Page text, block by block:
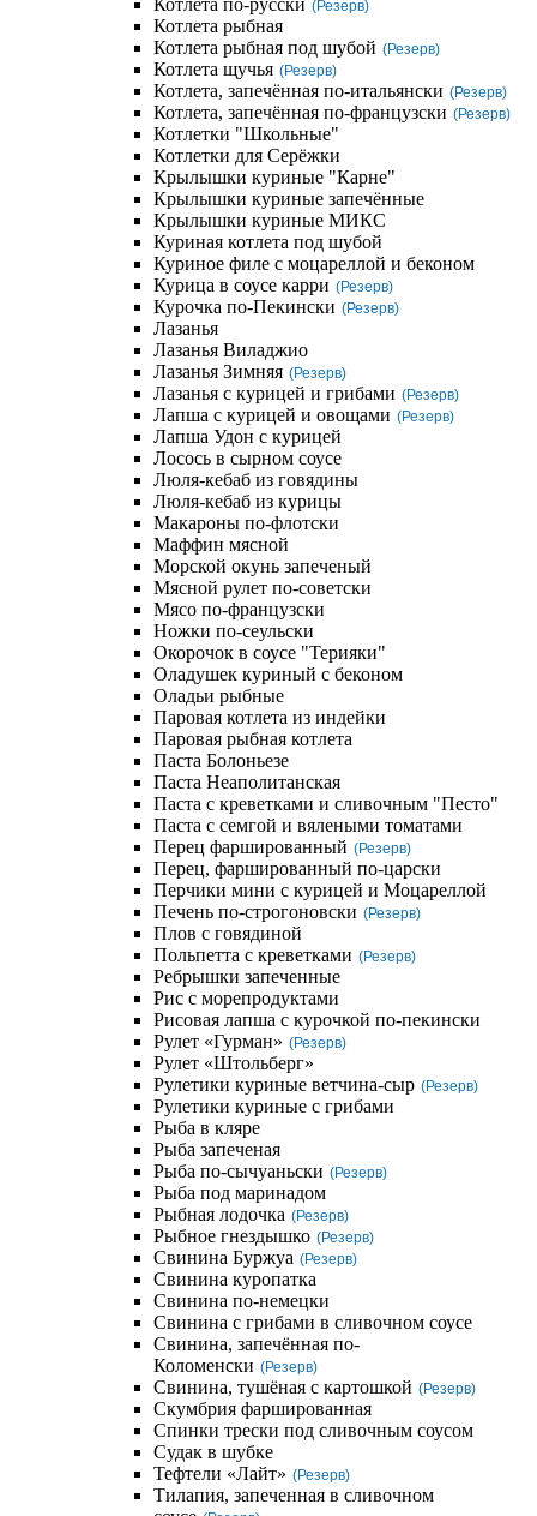
Котлета по-русски (Резерв)
Котлета рыбная
Котлета рыбная под шубой (Резерв)
Котлета щучья (Резерв)
Котлета, запечённая по-итальянски (Резерв)
Котлета, запечённая по-французски (Резерв)
Котлетки "Школьные"
Котлетки для Серёжки
Крылышки куриные "Карне"
Крылышки куриные запечённые
Крылышки куриные МИКС
Куриная котлета под шубой
Куриное филе с моцареллой и беконом
Курица в соусе карри (Резерв)
Курочка по-Пекински (Резерв)
Лазанья
Лазанья Виладжио
Лазанья Зимняя (Резерв)
Лазанья с курицей и грибами (Резерв)
Лапша с курицей и овощами (Резерв)
Лапша Удон с курицей
Лосось в сырном соусе
Люля-кебаб из говядины
Люля-кебаб из курицы
Макароны по-флотски
Маффин мясной
Морской окунь запеченый
Мясной рулет по-советски
Мясо по-французски
Ножки по-сеульски
Окорочок в соусе "Терияки"
Оладушек куриный с беконом
Оладьи рыбные
Паровая котлета из индейки
Паровая рыбная котлета
Паста Болоньезе
Паста Неаполитанская
Паста с креветками и сливочным "Песто"
Паста с семгой и вялеными томатами
Перец фаршированный (Резерв)
Перец, фаршированный по-царски
Перчики мини с курицей и Моцареллой
Печень по-строгоновски (Резерв)
Плов с говядиной
Польпетта с креветками (Резерв)
Ребрышки запеченные
Рис с морепродуктами
Рисовая лапша с курочкой по-пекински
Рулет «Гурман» (Резерв)
Рулет «Штольберг»
Рулетики куриные ветчина-сыр (Резерв)
Рулетики куриные с грибами
Рыба в кляре
Рыба запеченая
Рыба по-сычуаньски (Резерв)
Рыба под маринадом
Рыбная лодочка (Резерв)
Рыбное гнездышко (Резерв)
Свинина Буржуа (Резерв)
Свинина куропатка
Свинина по-немецки
Свинина с грибами в сливочном соусе
Свинина, запечённая по-
Коломенски (Резерв)
Свинина, тушёная с картошкой (Резерв)
Скумбрия фаршированная
Спинки трески под сливочным соусом
Судак в шубке
Тефтели «Лайт» (Резерв)
Тилапия, запеченная в сливочном